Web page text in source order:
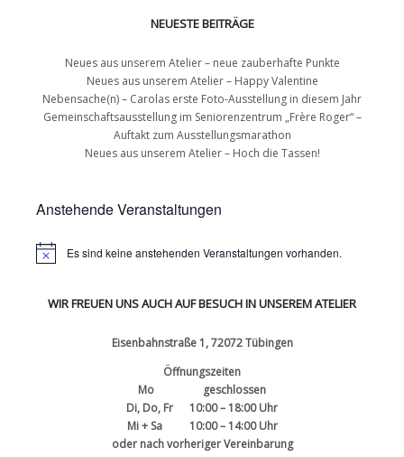
NEUESTE BEITRÄGE
Neues aus unserem Atelier – neue zauberhafte Punkte
Neues aus unserem Atelier – Happy Valentine
Nebensache(n) – Carolas erste Foto-Ausstellung in diesem Jahr
Gemeinschaftsausstellung im Seniorenzentrum „Frère Roger“ –
Auftakt zum Ausstellungsmarathon
Neues aus unserem Atelier – Hoch die Tassen!
Anstehende Veranstaltungen
Es sind keine anstehenden Veranstaltungen vorhanden.
WIR FREUEN UNS AUCH AUF BESUCH IN UNSEREM ATELIER
Eisenbahnstraße 1, 72072 Tübingen
Öffnungszeiten
Mo geschlossen
Di, Do, Fr 10:00 – 18:00 Uhr
Mi + Sa 10:00 – 14:00 Uhr
oder nach vorheriger Vereinbarung